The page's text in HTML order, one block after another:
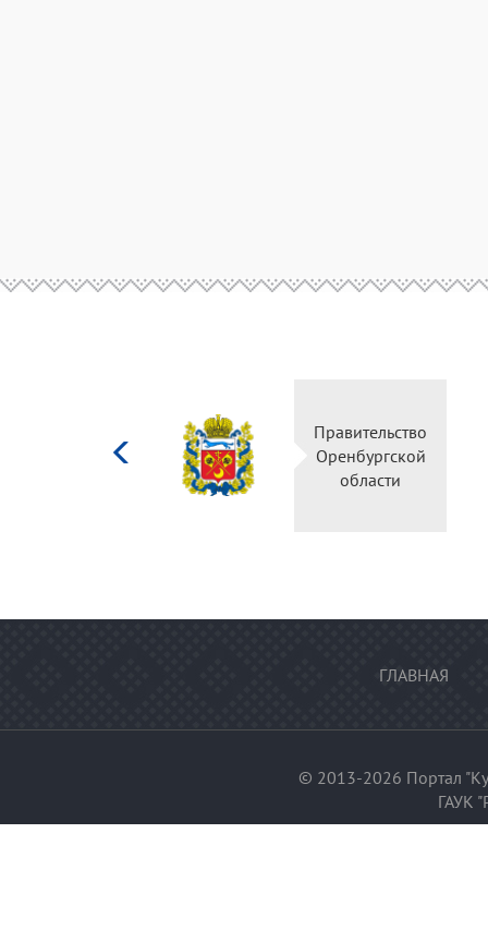
Правительство
Оренбургской
области
ГЛАВНАЯ
© 2013-2026 Портал
ГАУК